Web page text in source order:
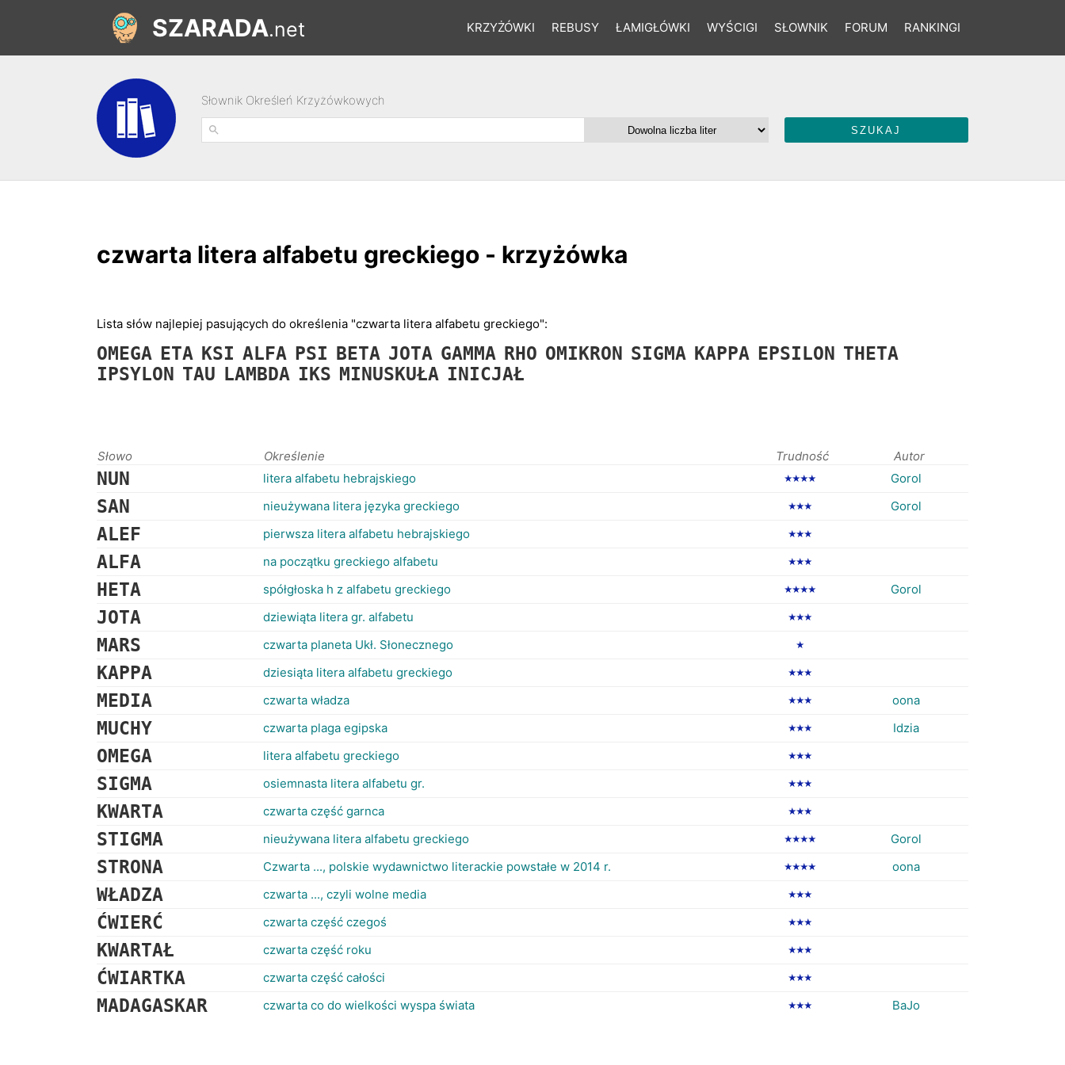
KRZYŻÓWKI REBUSY ŁAMIGŁÓWKI WYŚCIGI SŁOWNIK FORUM RANKINGI
SZARADA.net
Słownik Określeń Krzyżówkowych
czwarta litera alfabetu greckiego - krzyżówka
Lista słów najlepiej pasujących do określenia "czwarta litera alfabetu greckiego":
OMEGA ETA KSI ALFA PSI BETA JOTA GAMMA RHO OMIKRON SIGMA KAPPA EPSILON THETA
IPSYLON TAU LAMBDA IKS MINUSKUŁA INICJAŁ
Słowo Określenie Trudność Autor
NUN litera alfabetu hebrajskiego ★★★★ Gorol
SAN nieużywana litera języka greckiego ★★★ Gorol
ALEF pierwsza litera alfabetu hebrajskiego ★★★
ALFA na początku greckiego alfabetu ★★★
HETA spółgłoska h z alfabetu greckiego ★★★★ Gorol
JOTA dziewiąta litera gr. alfabetu ★★★
MARS czwarta planeta Ukł. Słonecznego ★
KAPPA dziesiąta litera alfabetu greckiego ★★★
MEDIA czwarta władza ★★★ oona
MUCHY czwarta plaga egipska ★★★ Idzia
OMEGA litera alfabetu greckiego ★★★
SIGMA osiemnasta litera alfabetu gr. ★★★
KWARTA czwarta część garnca ★★★
STIGMA nieużywana litera alfabetu greckiego ★★★★ Gorol
STRONA Czwarta ..., polskie wydawnictwo literackie powstałe w 2014 r. ★★★★ oona
WŁADZA czwarta ..., czyli wolne media ★★★
ĆWIERĆ czwarta część czegoś ★★★
KWARTAŁ czwarta część roku ★★★
ĆWIARTKA czwarta część całości ★★★
MADAGASKAR czwarta co do wielkości wyspa świata ★★★ BaJo